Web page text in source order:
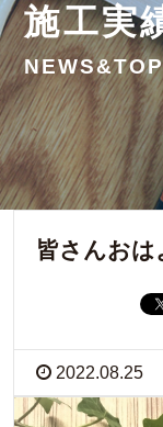
施工実
皆さんおは
2022.08.25